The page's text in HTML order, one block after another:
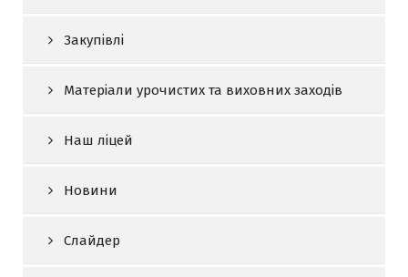
Закупівлі
Матеріали урочистих та виховних заходів
Наш ліцей
Новини
Слайдер